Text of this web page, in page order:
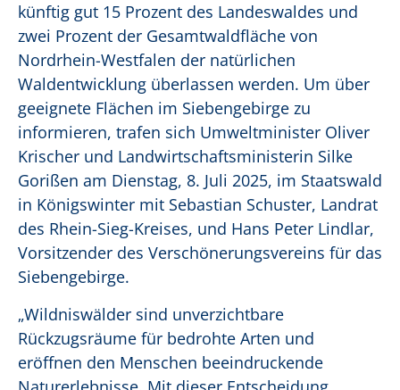
künftig gut 15 Prozent des Landeswaldes und
zwei Prozent der Gesamtwaldfläche von
Nordrhein-Westfalen der natürlichen
Waldentwicklung überlassen werden. Um über
geeignete Flächen im Siebengebirge zu
informieren, trafen sich Umweltminister Oliver
Krischer und Landwirtschaftsministerin Silke
Gorißen am Dienstag, 8. Juli 2025, im Staatswald
in Königswinter mit Sebastian Schuster, Landrat
des Rhein-Sieg-Kreises, und Hans Peter Lindlar,
Vorsitzender des Verschönerungsvereins für das
Siebengebirge.
„Wildniswälder sind unverzichtbare
Rückzugsräume für bedrohte Arten und
eröffnen den Menschen beeindruckende